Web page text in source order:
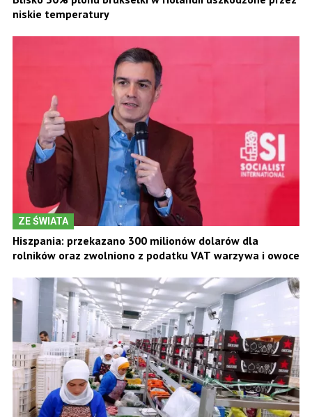
niskie temperatury
ZE ŚWIATA
Hiszpania: przekazano 300 milionów dolarów dla
rolników oraz zwolniono z podatku VAT warzywa i owoce